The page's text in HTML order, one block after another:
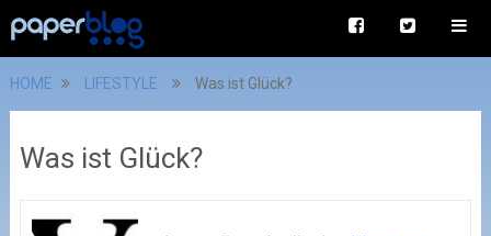
HOME LIFESTYLE Was ist Glück?
Was ist Glück?